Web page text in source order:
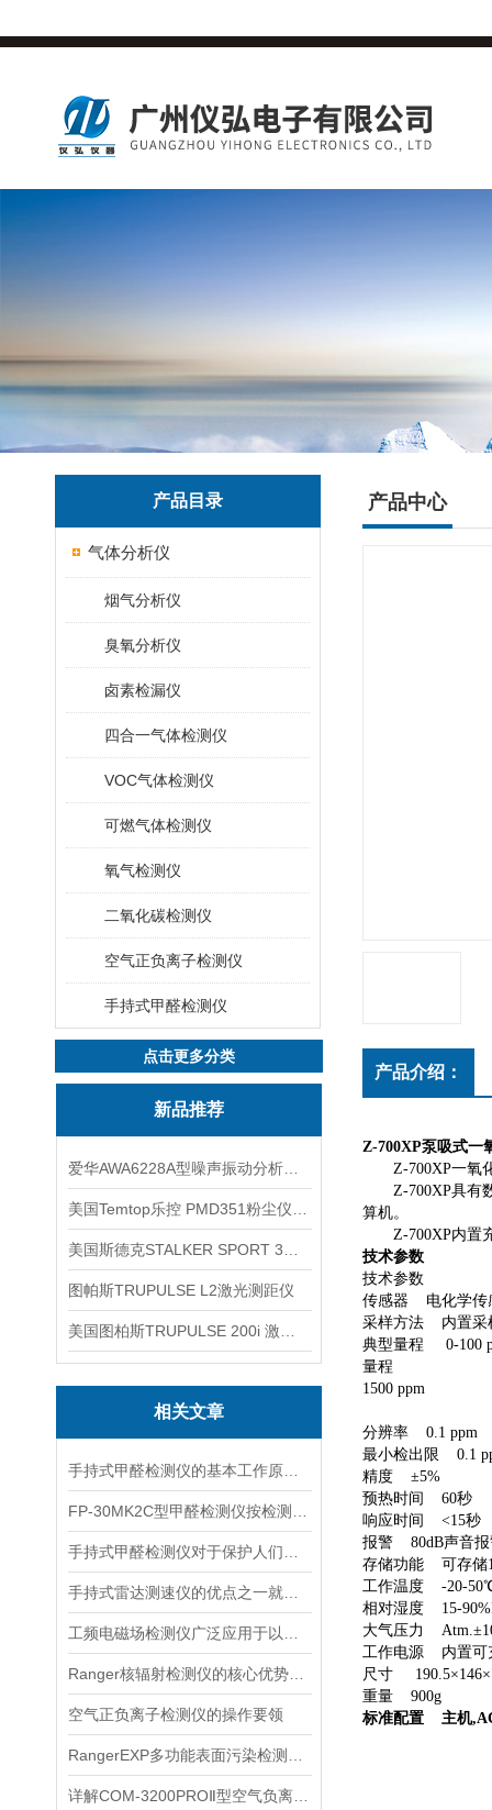
产品目录
气体分析仪
烟气分析仪
臭氧分析仪
卤素检漏仪
四合一气体检测仪
VOC气体检测仪
可燃气体检测仪
氧气检测仪
二氧化碳检测仪
空气正负离子检测仪
手持式甲醛检测仪
点击更多分类
新品推荐
图帕斯TRUPULSE L2激光测距仪
相关文章
空气正负离子检测仪的操作要领
产品中心
产品介绍：
Z-700XP泵吸式一
Z-700XP一氧化
Z-700XP具有数
算机。
Z-700XP内置充
技术参数
技术参数
传感器 电化学传
采样方法 内置采
典型量程 0-100
量程
1500 ppm
分辨率 0.1 ppm
最小检出限 0.1
精度 ±5%
预热时间 60秒
响应时间 <15秒
报警 80dB声音报
存储功能 可存储
工作温度 -20-
相对湿度 15-
大气压力
工作电源 内置可
尺寸
重量 900g
标准配置 主机